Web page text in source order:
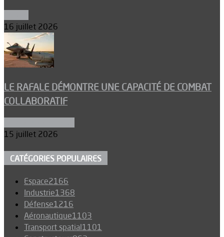
16 juillet 2026
LE RAFALE DÉMONTRE UNE CAPACITÉ DE COMBAT
COLLABORATIF
15 juillet 2026
CATÉGORIES POPULAIRES
Espace2166
Industrie1368
Défense1216
Aéronautique1103
Transport spatial1101